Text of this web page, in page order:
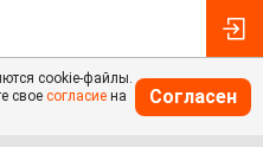
cookie-файлы.
свое согласие на
Согласен